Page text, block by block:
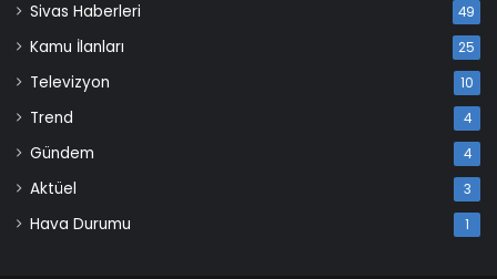
Sivas Haberleri 49
Kamu İlanları 25
Televizyon 10
Trend 4
Gündem 4
Aktüel 3
Hava Durumu 1